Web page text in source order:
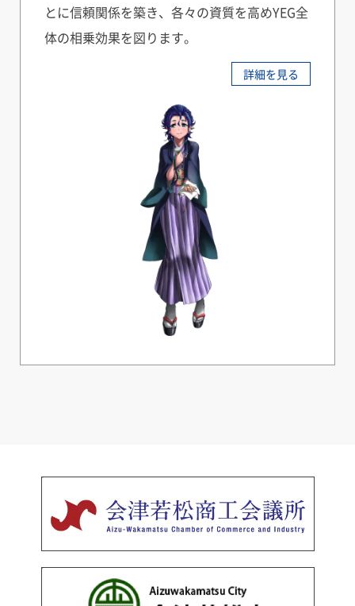
とに信頼関係を築き、各々の資質を高めYEG全
体の相乗効果を図ります。
詳細を見る